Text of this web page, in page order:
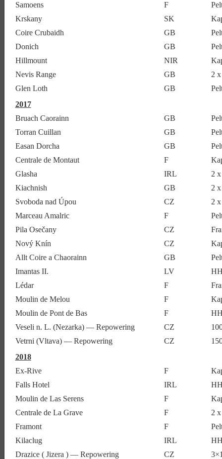
Samoens
F
Krskany
SK
Coire Crubaidh
GB
Donich
GB
Hillmount
NIR
Nevis Range
GB
2
Glen Loth
GB
2017
Bruach Caorainn
GB
Torran Cuillan
GB
Easan Dorcha
GB
Centrale de Montaut
F
Glasha
IRL
2
Kiachnish
GB
2
Svoboda nad Úpou
CZ
2
Marceau Amalric
F
Pila Osečany
CZ
Nový Knín
CZ
Allt Coire a Chaorainn
GB
Imantas II.
LV
Lédar
F
Moulin de Melou
F
Moulin de Pont de Bas
F
Veseli n. L. (Nezarka) — Repowering
CZ
Vetrni (Vltava) — Repowering
CZ
2018
Ex-Rive
F
Falls Hotel
IRL
Moulin de Las Serens
F
Centrale de La Grave
F
2
Framont
F
Kilaclug
IRL
Drazice ( Jizera ) — Repowering
CZ